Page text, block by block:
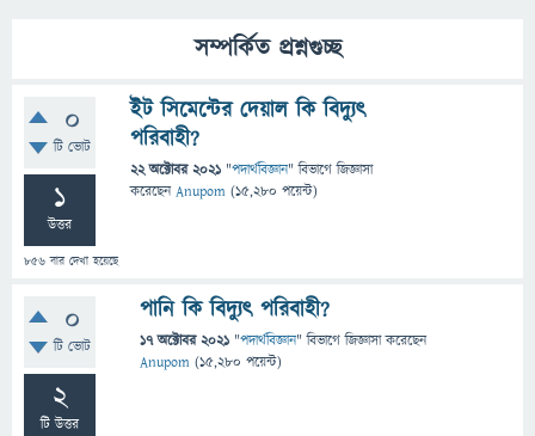
সম্পর্কিত প্রশ্নগুচ্ছ
0
টি ভোট
1
উত্তর
856 বার দেখা হয়েছে
ইট সিমেন্টের দেয়াল কি বিদ্যুৎ
পরিবাহী?
22 অক্টোবর 2021 "পদার্থবিজ্ঞান" বিভাগে জিজ্ঞাসা
করেছেনAnupom (15,280 পয়েন্ট)
0
টি ভোট
2
টি উত্তর
পানি কি বিদ্যুৎ পরিবাহী?
17 অক্টোবর 2021 "পদার্থবিজ্ঞান" বিভাগে জিজ্ঞাসাকরেছেন
Anupom (15,280 পয়েন্ট)